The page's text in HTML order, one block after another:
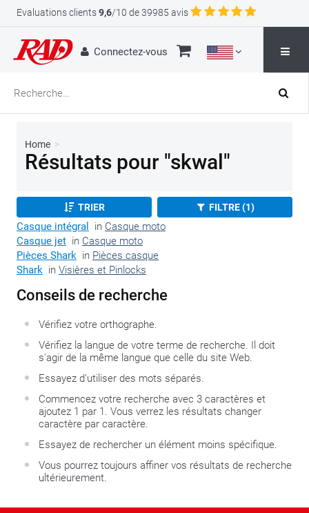
Evaluations clients9,6/10 de 39985 avis
Connectez-vous
Home >
Résultats pour "skwal"
TRIER FILTRE (1)
Casque intégral in Casque moto
Casque jet in Casque moto
Pièces Shark in Pièces casque
Shark in Visières et Pinlocks
Conseils de recherche
Vérifiez votre orthographe.
Vérifiez la langue de votre terme de recherche. Il doit
s'agir de la même langue que celle du site Web.
Essayez d'utiliser des mots séparés.
Commencez votre recherche avec 3 caractères et
ajoutez 1 par 1. Vous verrez les résultats changer
caractère par caractère.
Essayez de rechercher un élément moins spécifique.
Vous pourrez toujours affiner vos résultats de recherche
ultérieurement.